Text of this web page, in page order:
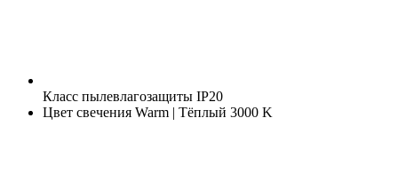
Класс пылевлагозащиты IP20
Цвет свечения Warm | Тёплый 3000 K